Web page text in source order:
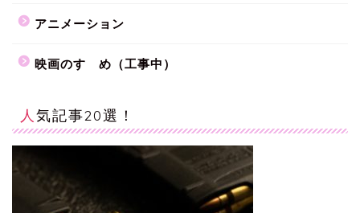
アニメーション
映画のすゝめ（工事中）
人気記事20選！